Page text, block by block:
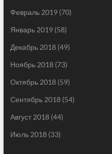
Февраль 2019(70)
Январь 2019(58)
Декабрь 2018(49)
Ноябрь 2018(73)
Октябрь 2018(59)
Сентябрь 2018(54)
Август 2018(44)
Июль 2018(33)